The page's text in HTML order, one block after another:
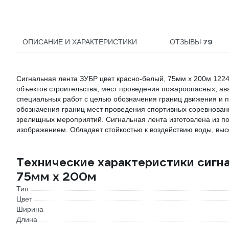
ОПИСАНИЕ И ХАРАКТЕРИСТИКИ ОТЗЫВЫ 79
Сигнальная лента ЗУБР цвет красно-белый, 75мм х 200м
объектов строительства, мест проведения пожароопасных,
специальных работ с целью обозначения границ движения
обозначения границ мест проведения спортивных
зрелищных мероприятий. Сигнальная лента изготовлена из
изображением. Обладает стойкостью к воздействию воды,
Технические характеристики
75мм х 200м
Тип
Цвет
Ширина
Длина